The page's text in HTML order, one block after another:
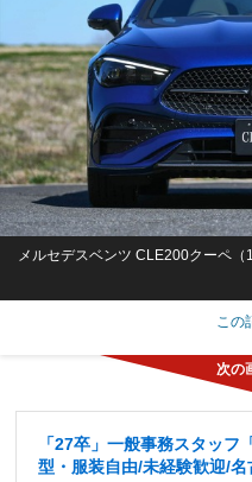
メルセデスベンツ CLE200クーペ（
この
「27卒」一般事務スタッ
型・服装自由/未経験歓迎/